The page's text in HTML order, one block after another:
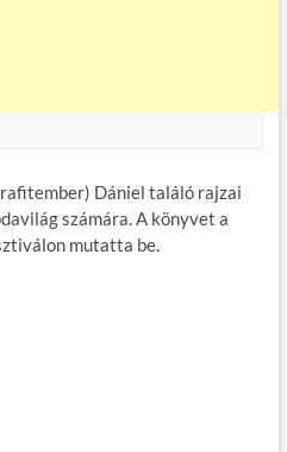
Dániel találó rajzai
számára. A könyvet a
mutatta be.